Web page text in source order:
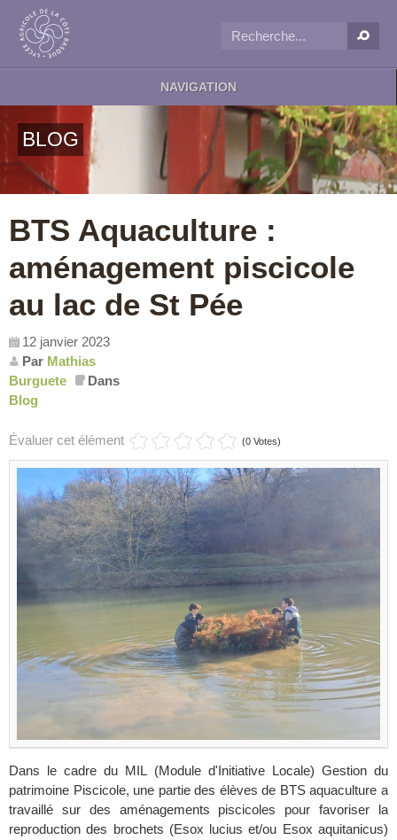
NAVIGATION
BLOG
BTS Aquaculture :
aménagement piscicole
au lac de St Pée
12 janvier 2023
Par Mathias
Burguete
Dans
Blog
Évaluer cet élément (0 Votes)
Dans le cadre du MIL (Module d'Initiative Locale) Gestion du
patrimoine Piscicole, une partie des élèves de BTS aquaculture a
travaillé sur des aménagements piscicoles pour favoriser la
reproduction des brochets (Esox lucius et/ou Esox aquitanicus)